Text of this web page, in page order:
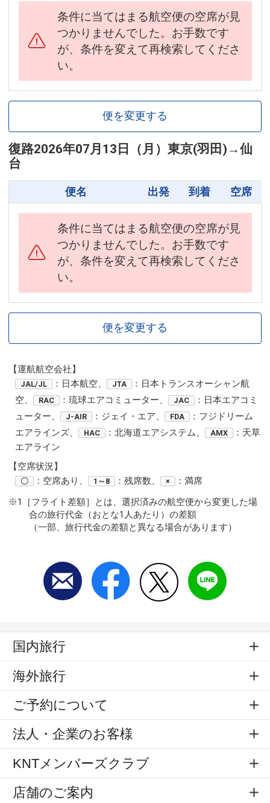
条件に当てはまる航空便の空席が見
つかりませんでした。お手数です
が、条件を変えて再検索してくださ
い。
便を変更する
復路2026年07月13日（月） 東京(羽田) →仙
台
便名 出発 到着 空席
条件に当てはまる航空便の空席が見
つかりませんでした。お手数です
が、条件を変えて再検索してくださ
い。
便を変更する
【運航航空会社】
JAL/JL ：日本航空、 JTA
：日本トランスオーシャン航
空、
RAC ：琉球エアコミューター、 JAC
：日本エアコミ
ューター、
J-AIR ：ジェイ・エア、 FDA
：フジドリーム
エアラインズ、
HAC ：北海道エアシステム、 AMX
：天草
エアライン
【空席状況】
〇 ：空席あり、 1～8 ：残席数、 ×
：満席
※1［フライト差額］とは、選択済みの航空便から変更した場
合の旅行代金（おとな1人あたり）の差額
（一部、旅行代金の差額と異なる場合があります）
国内旅行
海外旅行
ご予約について
法人・企業のお客様
KNTメンバーズクラブ
店舗のご案内